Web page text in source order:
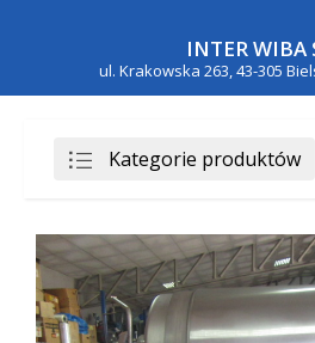
INTER WIBA
ul. Krakowska 263, 43-305
Kategorie produktów